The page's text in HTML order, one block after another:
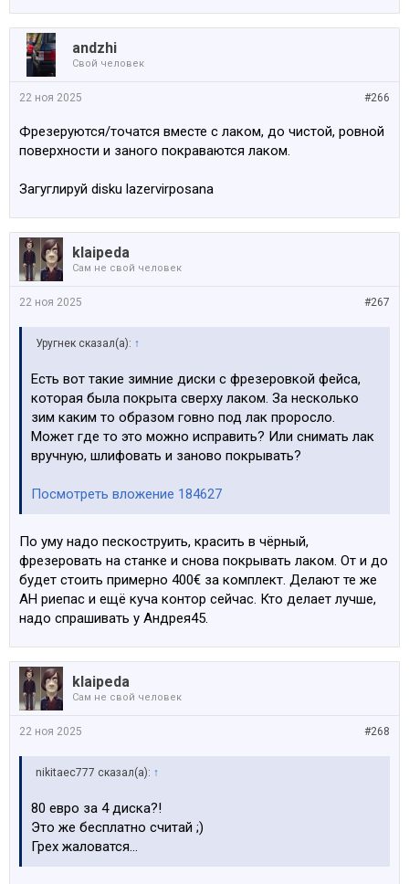
аndzhi
Свой человек
#266
22 ноя 2025
Фрезеруются/точатся вместе с лаком, до чистой, ровной
поверхности и заного покраваются лаком.
Загуглируй disku lazervirposana
klaipeda
Сам не свой человек
#267
22 ноя 2025
Уругнек сказал(а): ↑
Есть вот такие зимние диски с фрезеровкой фейса,
которая была покрыта сверху лаком. За несколько
зим каким то образом говно под лак проросло.
Может где то это можно исправить? Или снимать лак
вручную, шлифовать и заново покрывать?
Посмотреть вложение 184627
По уму надо пескоструить, красить в чёрный,
фрезеровать на станке и снова покрывать лаком. От и до
будет стоить примерно 400€ за комплект. Делают те же
АН риепас и ещё куча контор сейчас. Кто делает лучше,
надо спрашивать у Андрея45.
klaipeda
Сам не свой человек
#268
22 ноя 2025
nikitaec777 сказал(а): ↑
80 евро за 4 диска?!
Это же бесплатно считай ;)
Грех жаловатся…